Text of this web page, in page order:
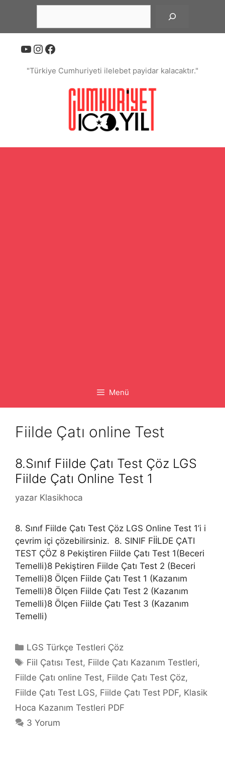
YouTube
Instagram
Facebook
"Türkiye Cumhuriyeti ilelebet payidar kalacaktır."
Menü
Fiilde Çatı online Test
8.Sınıf Fiilde Çatı Test Çöz LGS
Fiilde Çatı Online Test 1
yazar Klasikhoca
8. Sınıf Fiilde Çatı Test Çöz LGS Online Test 1’i i
çevrim içi çözebilirsiniz. 8. SINIF FİİLDE ÇATI
TEST ÇÖZ 8 Pekiştiren Fiilde Çatı Test 1(Beceri
Temelli)8 Pekiştiren Fiilde Çatı Test 2 (Beceri
Temelli)8 Ölçen Fiilde Çatı Test 1 (Kazanım
Temelli)8 Ölçen Fiilde Çatı Test 2 (Kazanım
Temelli)8 Ölçen Fiilde Çatı Test 3 (Kazanım
Temelli)
Kategoriler
LGS Türkçe Testleri Çöz
Etiketler
Fiil Çatısı Test, Fiilde Çatı Kazanım Testleri,
Fiilde Çatı online Test, Fiilde Çatı Test Çöz,
Fiilde Çatı Test LGS, Fiilde Çatı Test PDF, Klasik
Hoca Kazanım Testleri PDF
3 Yorum